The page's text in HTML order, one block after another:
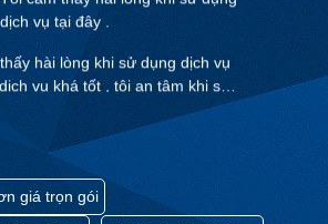
thấy hài lòng khi sử dụng dịch vụ
dịch vụ khá tốt , tôi an tâm khi sử
.
CHỦ ĐẦU TƯ: ANH VIỆT
Tôi cảm thấy hài lòng khi sử dụng
dịch vụ tại đây .
Thiết kế đúng nhu cầu , sử dụng dịch vụ
giá trọn gói